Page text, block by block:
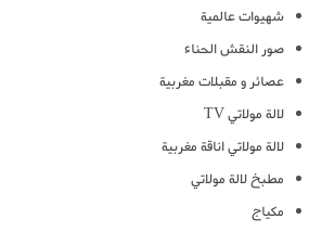
شهيوات عالمية
صور النقش الحناء
عصائر و مقبلات مغربية
لالة مولاتي TV
لالة مولاتي اناقة مغربية
مطبخ لالة مولاتي
مكياج